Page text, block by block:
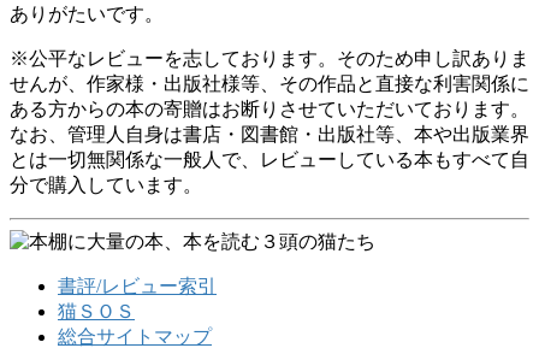
ありがたいです。
※公平なレビューを志しております。そのため申し訳ありま
せんが、作家様・出版社様等、その作品と直接な利害関係に
ある方からの本の寄贈はお断りさせていただいております。
なお、管理人自身は書店・図書館・出版社等、本や出版業界
とは一切無関係な一般人で、レビューしている本もすべて自
分で購入しています。
書評/レビュー索引
猫ＳＯＳ
総合サイトマップ